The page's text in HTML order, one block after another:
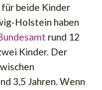
beide Kinder
Holstein haben
rund 12
Kinder. Der
3,5 Jahren. Wenn